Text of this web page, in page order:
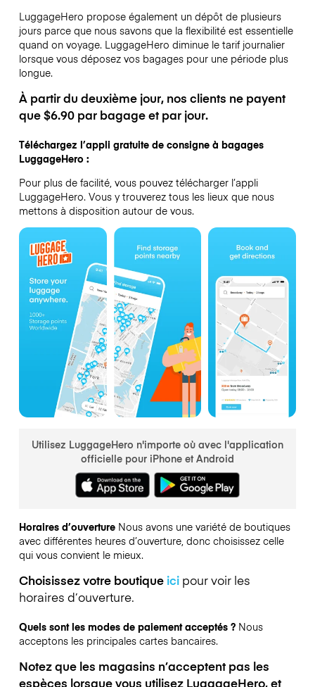
LuggageHero propose également un dépôt de plusieurs
jours parce que nous savons que la flexibilité est essentielle
quand on voyage. LuggageHero diminue le tarif journalier
lorsque vous déposez vos bagages pour une période plus
longue.
À partir du deuxième jour, nos clients ne payent
que $6.90 par bagage et par jour.
Téléchargez l’appli gratuite de consigne à bagages
LuggageHero :
Pour plus de facilité, vous pouvez télécharger l’appli
LuggageHero. Vous y trouverez tous les lieux que nous
mettons à disposition autour de vous.
Utilisez LuggageHero n'importe où avec l'application
officielle pour iPhone et Android
Horaires d’ouverture Nous avons une variété de boutiques
avec différentes heures d’ouverture, donc choisissez celle
qui vous convient le mieux.
Choisissez votre boutique icipour voir les
horaires d’ouverture.
Quels sont les modes de paiement acceptés ? Nous
acceptons les principales cartes bancaires.
Notez que les magasins n’acceptent pas les
espèces lorsque vous utilisez LuggageHero, et